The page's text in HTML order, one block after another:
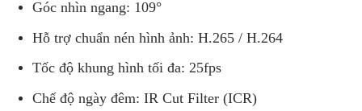
Góc nhìn ngang: 109°
Hỗ trợ chuẩn nén hình ảnh: H.265 / H.264
Tốc độ khung hình tối đa: 25fps
Chế độ ngày đêm: IR Cut Filter (ICR)